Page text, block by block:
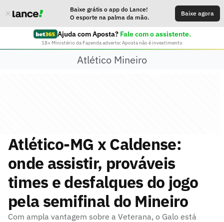
Baixe grátis o app do Lance!
O esporte na palma da mão.
Baixe agora
Ajuda com Aposta? Fale com o assistente.
18+ Ministério da Fazenda adverte: Aposta não é investimento
Atlético Mineiro
Atlético-MG x Caldense:
onde assistir, prováveis
times e desfalques do jogo
pela semifinal do Mineiro
Com ampla vantagem sobre a Veterana, o Galo está